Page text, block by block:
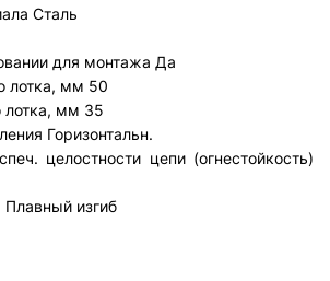
Сталь
для монтажа Да
лотка, мм 50
лотка, мм 35
Горизонтальн.
целостности цепи (огнестойкость)
Плавный изгиб